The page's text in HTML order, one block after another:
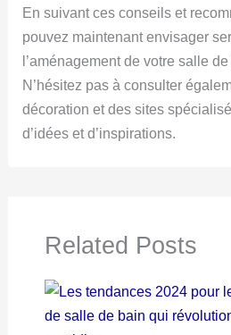
En suivant ces conseils et
pouvez maintenant envisager
l’aménagement de votre salle
N’hésitez pas à consulter
décoration et des sites
d’idées et d’inspirations.
Related Posts